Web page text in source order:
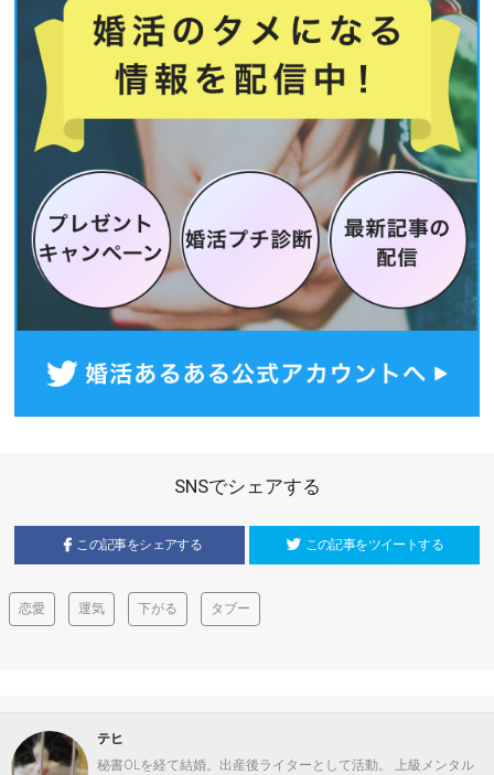
SNSでシェアする
この記事をシェアする この記事をツイートする
恋愛 運気 下がる タブー
テヒ
秘書OLを経て結婚。出産後ライターとして活動。 上級メンタル